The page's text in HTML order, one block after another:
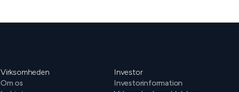
Virksomheden
Om os
Investor
Investorinformation